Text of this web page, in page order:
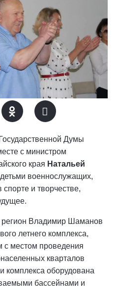
Думы
с министром
края Натальей
военнослужащих,
и творчестве,
регион Владимир Шаманов
летнего комплекса,
с местом проведения
кварталов
комплекса оборудована
бассейнами и